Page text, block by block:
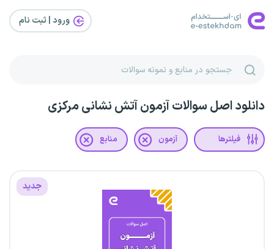
ورود | ثبت‌ نام
دانلود اصل سوالات آزمون آتش نشانی مرکزی
فیلترها آزمون منابع
جدید